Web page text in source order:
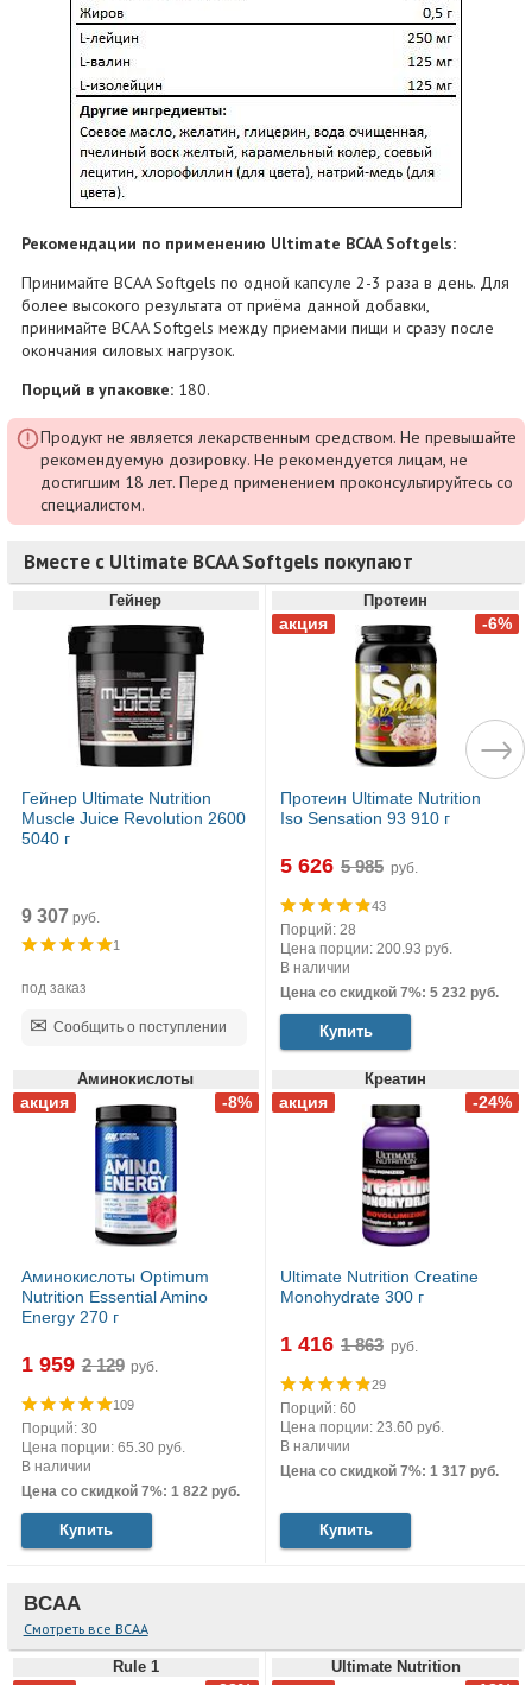
Рекомендации по применению Ultimate BCAA Softgels:
Принимайте BCAA Softgels по одной капсуле 2-3 раза в день. Для
более высокого результата от приёма данной добавки,
принимайте BCAA Softgels между приемами пищи и сразу после
окончания силовых нагрузок.
Порций в упаковке: 180.
Продукт не является лекарственным средством. Не превышайте
рекомендуемую дозировку. Не рекомендуется лицам, не
достигшим 18 лет. Перед применением проконсультируйтесь со
специалистом.
Вместе с Ultimate BCAA Softgels покупают
Гейнер
Гейнер Ultimate Nutrition
Muscle Juice Revolution 2600
5040 г
9 307 руб.
1
под заказ
Сообщить о поступлении
Протеин
Протеин Ultimate Nutrition
Iso Sensation 93 910 г
5 626 руб.
43
Порций: 28
Цена порции: 200.93 руб.
В наличии
Цена со скидкой 7%: 5 232 руб.
Купить
Аминокислоты
Аминокислоты Optimum
Nutrition Essential Amino
Energy 270 г
1 959 руб.
109
Порций: 30
Цена порции: 65.30 руб.
В наличии
Цена со скидкой 7%: 1 822 руб.
Купить
Креатин
Ultimate Nutrition Creatine
Monohydrate 300 г
1 416 руб.
29
Порций: 60
Цена порции: 23.60 руб.
В наличии
Цена со скидкой 7%: 1 317 руб.
Купить
BCAA
Смотреть все BCAA
Rule 1 Ultimate Nutrition